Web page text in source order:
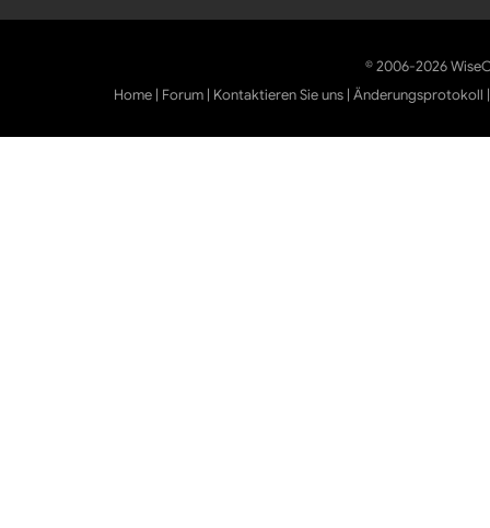
© 2006-2026
Home | Forum | Kontaktieren Sie uns |Änderungsprotokoll